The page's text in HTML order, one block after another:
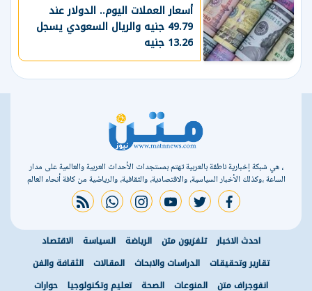
أسعار العملات اليوم.. الدولار عند
49.79 جنيه والريال السعودي يسجل
13.26 جنيه
، هي شبكة إخبارية ناطقة بالعربية تهتم بمستجدات الأحداث العربية والعالمية على مدار
الساعة ،وكذلك الأخبار السياسية، والاقتصادية، والثقافية، والرياضية من كافة أنحاء العالم
facebook
twitter
youtube
instagram
whatsapp
rss feed
احدث الاخبار تلفزيون متن الرياضة السياسة
الاقتصاد
تقارير وتحقيقات
الدراسات والابحاث المقالات
الثقافة والفن
انفوجراف متن
المنوعات الصحة تعليم وتكنولوجيا حوارات